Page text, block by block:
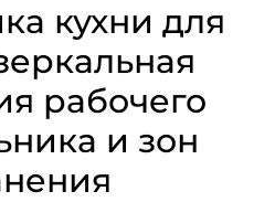
кухни для
рабочего
и зон